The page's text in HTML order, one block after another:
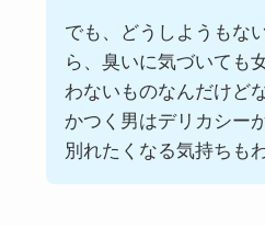
でも、どうしようもな
ら、臭いに気づいても
わないものなんだけど
かつく男はデリカシー
別れたくなる気持ちも